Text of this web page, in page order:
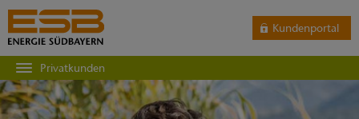
Kundenportal
Privatkunden